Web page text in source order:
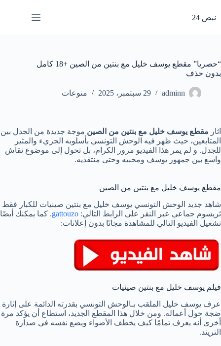
المحتوى
نبض 24
“حصريا” مقطع يوسف خليل مع بنتين من الصين +18 كامل
بدون حذف
adminn 29 سبتمبر، 2025 منوعات
اثار مقطع يوسف خليل مع بنتين من الصين موجة جديدة من الجدل بين
المتابعين، حيث ظهر فيه الوحش التونسي بأسلوبه الجريء والمثير
للجدل. و لم يمر هذا الفيديو مرور الكرام، بل تحول إلى موضوع نقاش
واسع بين جمهور يوسف ومحبيه وحتى منتقديه.
مقطع يوسف خليل مع بنتين من الصين
شاهد جديد الوحش التونسي يوسف خليل مع بنتين صينيات للكبار فقط
ثريسوم جماعي عبر النقر على الرابط التالي: gattouzo. كما يمكنك أيضًا
تشغيل الفيديو التالي للمشاهدة مجانًا بدون إعلانات:
فيلم يوسف خليل مع بنتين صينيات
عرف يوسف خليل الملقب بـالوحش التونسي بقدرته الدائمة على إثارة
ضجة حول أعماله. ومن خلال هذا المقطع الجديد، استطاع أن يؤكد مرة
أخرى أنه يعرف تمامًا كيف يخطف الأضواء ويضع نفسه في صدارة
التريند.